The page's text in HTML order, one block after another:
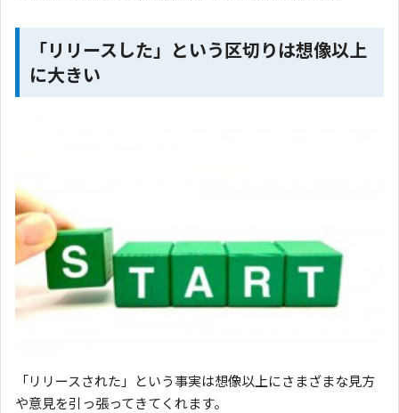
「リリースした」という区切りは想像以上
に大きい
「リリースされた」という事実は想像以上にさまざまな見方
や意見を引っ張ってきてくれます。